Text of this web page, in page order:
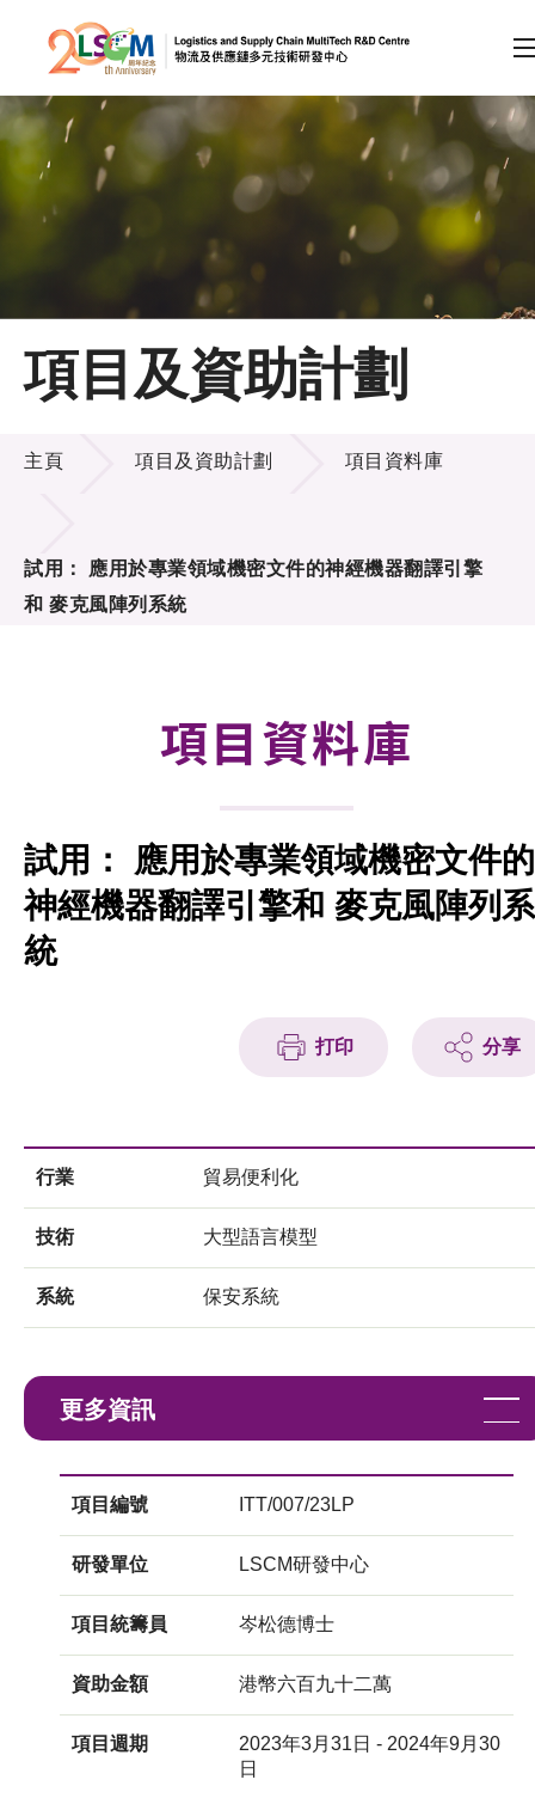
跳到內容（按回車鍵）
會員登入
A A EN 繁 简
主頁
關於LSCM
技術商品化
合作計劃
徵求研發項目計劃書
項目夥伴
活動及消息
項目及資助計劃
項目及資助計劃
主頁 項目及資助計劃 項目資料庫
試用： 應用於專業領域機密文件的神經機器翻譯引擎
和 麥克風陣列系統
項目資料庫
試用： 應用於專業領域機密文件的
神經機器翻譯引擎和 麥克風陣列系
統
打印 分享
行業 貿易便利化
技術 大型語言模型
系統 保安系統
更多資訊
項目編號 ITT/007/23LP
研發單位 LSCM研發中心
項目統籌員 岑松德博士
資助金額 港幣六百九十二萬
項目週期
2023年3月31日 - 2024年9月30
日